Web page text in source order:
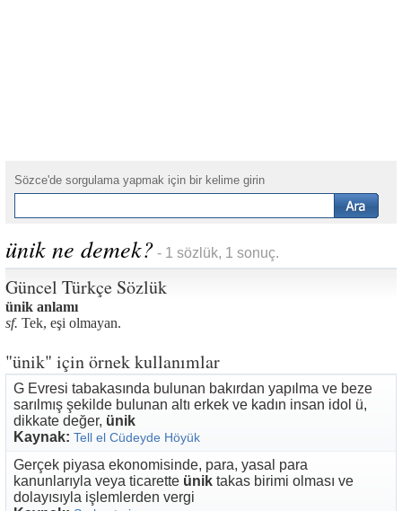
Sözce'de sorgulama yapmak için bir kelime girin
ünik ne demek? - 1 sözlük, 1 sonuç.
Güncel Türkçe Sözlük
ünik anlamı
sf. Tek, eşi olmayan.
"ünik" için örnek kullanımlar
G Evresi tabakasında bulunan bakırdan yapılma ve beze
sarılmış şekilde bulunan altı erkek ve kadın insan idol ü,
dikkate değer, ünik
Kaynak: Tell el Cüdeyde Höyük
Gerçek piyasa ekonomisinde, para, yasal para
kanunlarıyla veya ticarette ünik takas birimi olması ve
dolayısıyla işlemlerden vergi